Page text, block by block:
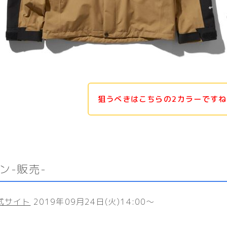
狙うべきはこちらの2カラーですね
-販売-
サイト 2019年09月24日(火)14:00〜